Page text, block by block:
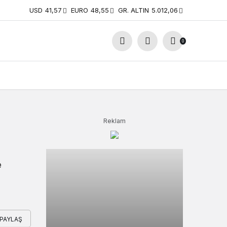
USD 41,57 EURO 48,55 GR. ALTIN 5.012,06
0
PAYLAŞ
Reklam